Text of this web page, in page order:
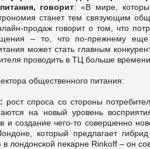
говорит: «В мире,
станет тем связующим
продаж говорит о том, что
– то, что по-прежнему еще
может стать главным
проводить в ТЦ больше
общественного питания:
: рост спроса со стороны
на новый уровень
и создание чего-то совершенно
который предлагает
в лондонской пекарне Rinkoff – он